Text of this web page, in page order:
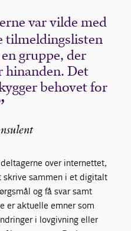
var vilde med
tilmeldingslisten
gruppe, der
hinanden. Det
behovet for
over internettet,
skrive sammen i et digitalt
og få svar samt
er aktuelle emner som
i lovgivning eller